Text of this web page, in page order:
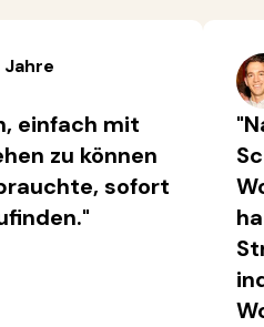
Jahre
einfach mit
zu können
sofort